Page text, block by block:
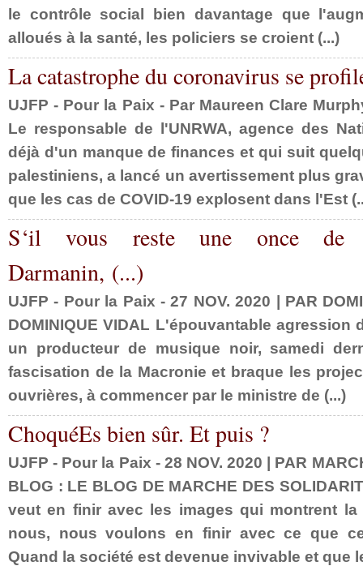
le contrôle social bien davantage que
alloués à la santé, les policiers se croient (...)
La catastrophe du coronavirus se
UJFP - Pour la Paix - Par Maureen Clare
Le responsable de l'UNRWA, agence des
déjà d'un manque de finances et qui suit
palestiniens, a lancé un avertissement plus
que les cas de COVID-19 explosent dans l'Est
S‘il vous reste une once de
Darmanin, (...)
UJFP - Pour la Paix - 27 NOV. 2020 | PAR
DOMINIQUE VIDAL L'épouvantable
un producteur de musique noir, samedi
fascisation de la Macronie et braque les
ouvrières, à commencer par le ministre de (...)
ChoquéEs bien sûr. Et puis ?
UJFP - Pour la Paix - 28 NOV. 2020 | PAR
BLOG : LE BLOG DE MARCHE DES
veut en finir avec les images qui montrent
nous, nous voulons en finir avec ce que
Quand la société est devenue invivable et que